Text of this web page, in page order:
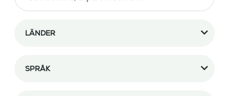
LÄNDER
SPRÅK